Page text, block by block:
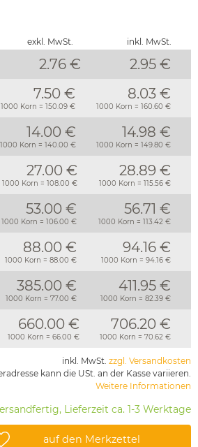
exkl. MwSt. inkl. MwSt.
2.76 € 2.95 €
7.50 €
1000 Korn = 150.09 €
8.03 €
1000 Korn = 160.60 €
14.00 €
1000 Korn = 140.00 €
14.98 €
1000 Korn = 149.80 €
27.00 €
1000 Korn = 108.00 €
28.89 €
1000 Korn = 115.56 €
53.00 €
1000 Korn = 106.00 €
56.71 €
1000 Korn = 113.42 €
88.00 €
1000 Korn = 88.00 €
94.16 €
1000 Korn = 94.16 €
385.00 €
1000 Korn = 77.00 €
411.95 €
1000 Korn = 82.39 €
660.00 €
1000 Korn = 66.00 €
706.20 €
1000 Korn = 70.62 €
inkl. MwSt. zzgl. Versandkosten
kann die USt. an der Kasse variieren.
Weitere Informationen
Lieferzeit ca. 1-3 Werktage
auf den Merkzettel